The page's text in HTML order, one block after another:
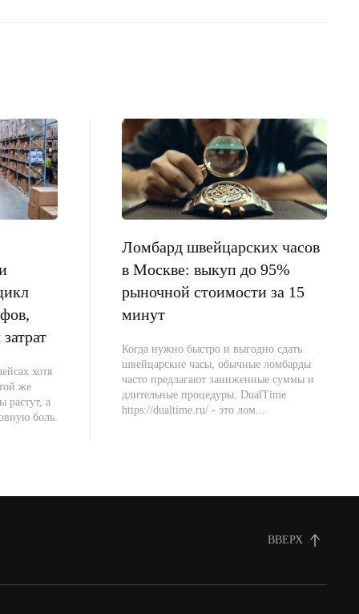
хотя
же
растут, а
боль.
Ломбард швейцарских часов
в Москве: выкуп до 95%
рыночной стоимости за 15
минут
Когда нужно быстро и выгодно сдать
швейцарские часы, обычные ломбарды
часто предлагают заниженные суммы и
длительные процедуры. DualTime
https://dualtime.ru/ - это лом...
ВВЕРХ